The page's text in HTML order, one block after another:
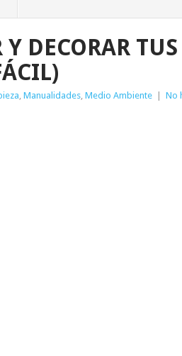
DECORAR TUS
, Manualidades, Medio Ambiente No